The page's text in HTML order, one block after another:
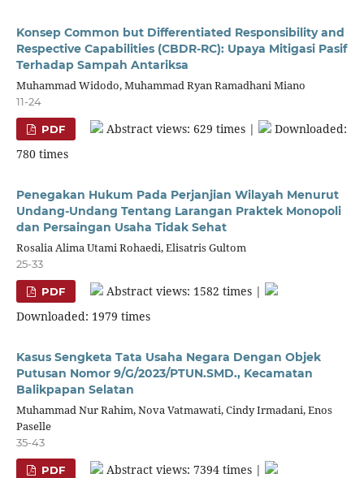
Konsep Common but Differentiated Responsibility and
Respective Capabilities (CBDR-RC): Upaya Mitigasi Pasif
Terhadap Sampah Antariksa
Muhammad Widodo, Muhammad Ryan Ramadhani Miano
11-24
PDF Abstract views: 629 times |
Downloaded:
780 times
Penegakan Hukum Pada Perjanjian Wilayah Menurut
Undang-Undang Tentang Larangan Praktek Monopoli
dan Persaingan Usaha Tidak Sehat
Rosalia Alima Utami Rohaedi, Elisatris Gultom
25-33
PDF
Abstract views: 1582 times |
Downloaded: 1979 times
Kasus Sengketa Tata Usaha Negara Dengan Objek
Putusan Nomor 9/G/2023/PTUN.SMD., Kecamatan
Balikpapan Selatan
Muhammad Nur Rahim, Nova Vatmawati, Cindy Irmadani, Enos
Paselle
35-43
PDF
Abstract views: 7394 times |